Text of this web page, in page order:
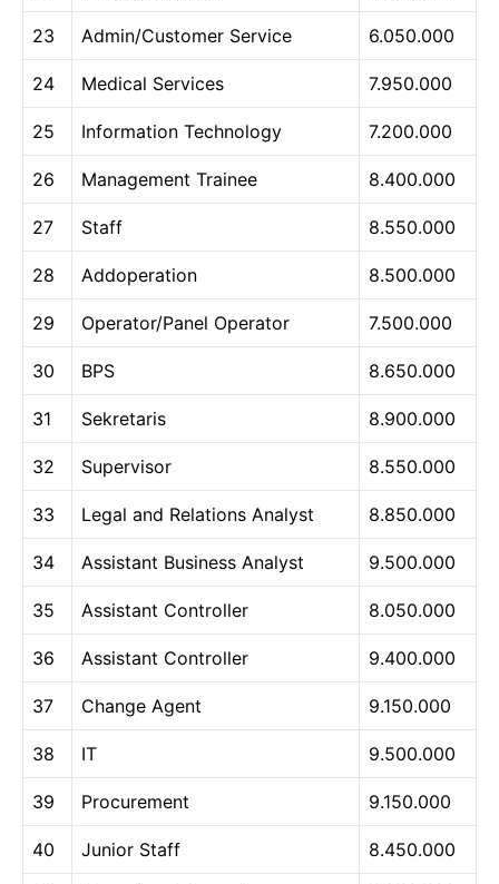
23 Admin/Customer Service 6.050.000
24 Medical Services 7.950.000
25 Information Technology 7.200.000
26 Management Trainee 8.400.000
27 Staff 8.550.000
28 Addoperation 8.500.000
29 Operator/Panel Operator 7.500.000
30 BPS 8.650.000
31 Sekretaris 8.900.000
32 Supervisor 8.550.000
33 Legal and Relations Analyst 8.850.000
34 Assistant Business Analyst 9.500.000
35 Assistant Controller 8.050.000
36 Assistant Controller 9.400.000
37 Change Agent 9.150.000
38 IT 9.500.000
39 Procurement 9.150.000
40 Junior Staff 8.450.000